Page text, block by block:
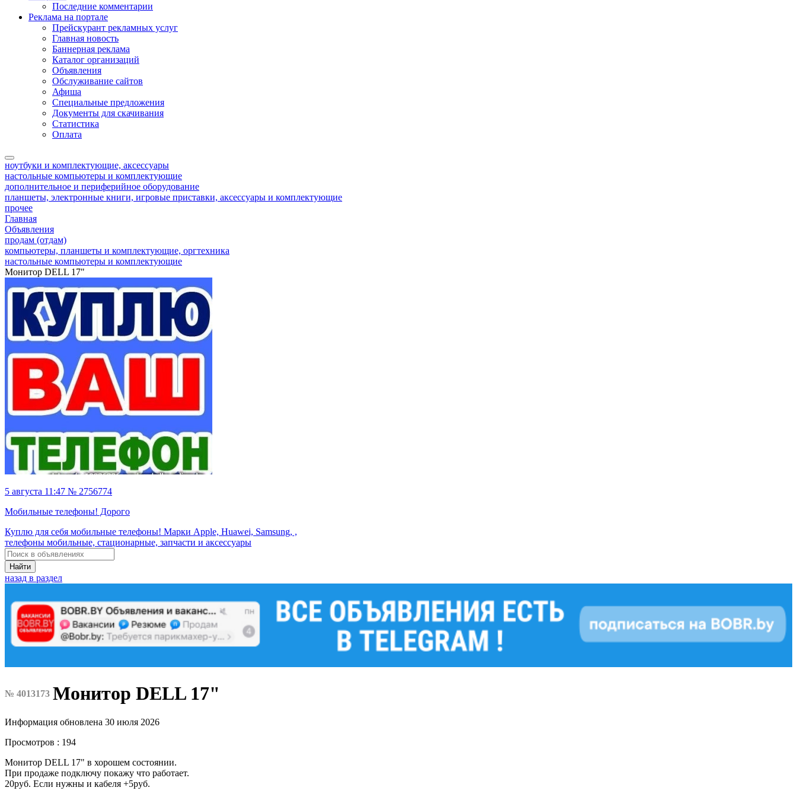
Последние комментарии
Реклама на портале
Прейскурант рекламных услуг
Главная новость
Баннерная реклама
Каталог организаций
Объявления
Обслуживание сайтов
Афиша
Специальные предложения
Документы для скачивания
Статистика
Оплата
ноутбуки и комплектующие, аксессуары
настольные компьютеры и комплектующие
дополнительное и периферийное оборудование
планшеты, электронные книги, игровые приставки, аксессуары и комплектующие
прочее
Главная
Объявления
продам (отдам)
компьютеры, планшеты и комплектующие, оргтехника
настольные компьютеры и комплектующие
Монитор DELL 17"
5 августа 11:47 № 2756774
Мобильные телефоны! Дорого
Куплю для себя мобильные телефоны! Марки Apple, Huawei, Samsung, ,
телефоны мобильные, стационарные, запчасти и аксессуары
Найти
назад в раздел
№ 4013173 Монитор DELL 17"
Информация обновлена 30 июля 2026
Просмотров : 194
Монитор DELL 17" в хорошем состоянии.
При продаже подключу покажу что работает.
20руб. Если нужны и кабеля +5руб.